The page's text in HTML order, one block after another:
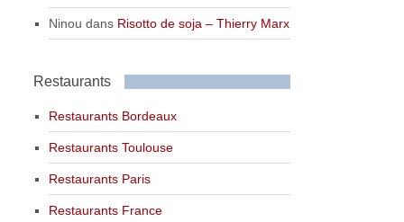
Ninou dans Risotto de soja – Thierry Marx
Restaurants
Restaurants Bordeaux
Restaurants Toulouse
Restaurants Paris
Restaurants France